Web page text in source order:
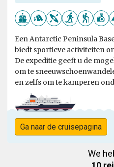
Een Antarctic Peninsula
biedt sportieve activiteiten
De expeditie geeft u de
om te
en zelfs om te kamperen
Ga naar de cruisepagina
We